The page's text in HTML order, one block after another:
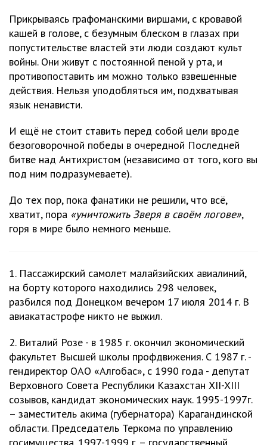
Прикрываясь графоманскими виршами, с кровавой
кашей в голове, с безумным блеском в глазах при
попустительстве властей эти люди создают культ
войны. Они живут с постоянной пеной у рта, и
противопоставить им можно только взвешенные
действия. Нельзя уподобляться им, подхватывая
язык ненависти.
И ещё не стоит ставить перед собой цели вроде
безоговорочной победы в очередной Последней
битве над Антихристом (независимо от того, кого вы
под ним подразумеваете).
До тех пор, пока фанатики не решили, что всё,
хватит, пора «уничтожить Зверя в своём логове»,
горя в мире было немного меньше.
1. Пассажирский самолет малайзийских авиалиний,
на борту которого находились 298 человек,
разбился под Донецком вечером 17 июля 2014 г. В
авиакатастрофе никто не выжил.
2. Виталий Розе - в 1985 г. окончил экономический
факультет Высшей школы профдвижения. С 1987 г. -
гендиректор ОАО «Алгобас», с 1990 года - депутат
Верховного Совета Республики Казахстан XII-XIII
созывов, кандидат экономических наук. 1995-1997г.
– заместитель акима (губернатора) Карагандинской
области. Председатель Теркома по управлению
госимущества. 1997-1999 г. – государственный